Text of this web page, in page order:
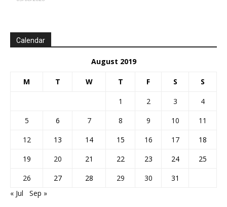
Calendar
August 2019
M T W T F S S
1 2 3
4
5
6 7 8 9 10
11
12
13 14 15 16 17
18
19
20 21 22 23 24
25
26
27 28 29 30
31
« Jul
Sep »